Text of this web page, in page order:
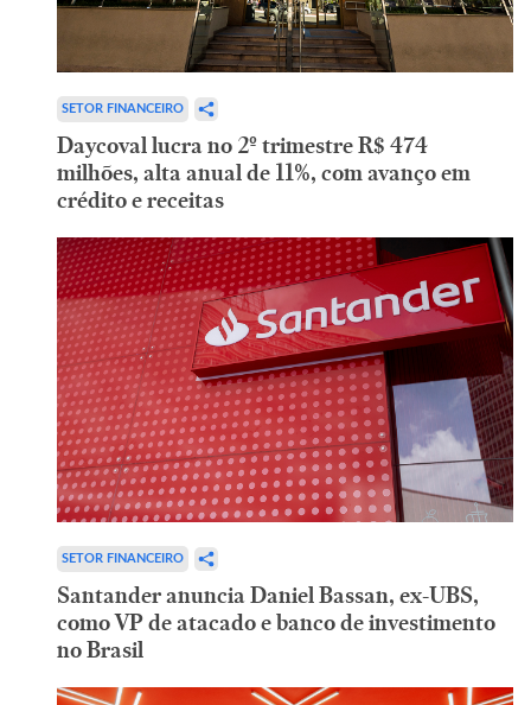
SETOR FINANCEIRO
Daycoval lucra no 2º trimestre R$ 474
milhões, alta anual de 11%, com avanço em
crédito e receitas
SETOR FINANCEIRO
Santander anuncia Daniel Bassan, ex-UBS,
como VP de atacado e banco de investimento
no Brasil